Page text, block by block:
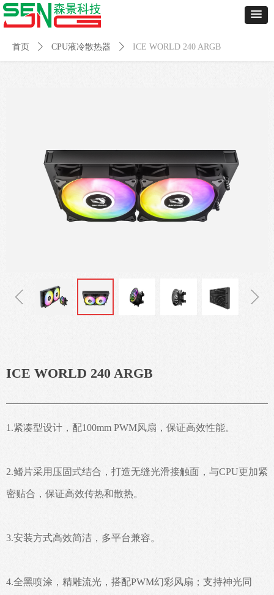
首页 ꄲ CPU液冷散热器 ꄲ ICE WORLD 240 ARGB
ꁆ ꁇ
ICE WORLD 240 ARGB
1.紧凑型设计，配100mm PWM风扇，保证高效性能。
2.鳍片采用压固式结合，打造无缝光滑接触面，与CPU更加紧
密贴合，保证高效传热和散热。
3.安装方式高效简洁，多平台兼容。
4.全黑喷涂，精雕流光，搭配PWM幻彩风扇；支持神光同